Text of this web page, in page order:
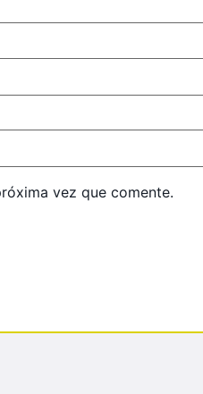
vez que comente.